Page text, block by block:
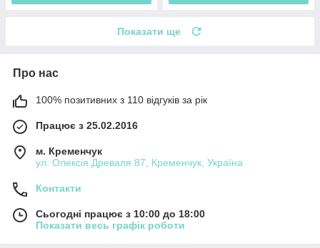
Показати ще
Про нас
100% позитивних з 110 відгуків за рік
Працює з 25.02.2016
м. Кременчук
ул. Олексія Древаля 87, Кременчук, Україна
Контакти
Сьогодні працює з 10:00 до 18:00
Показати весь графік роботи